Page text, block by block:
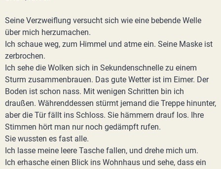
Seine Verzweiflung versucht sich wie eine bebende Welle
über mich herzumachen.
Ich schaue weg, zum Himmel und atme ein. Seine Maske ist
zerbrochen.
Ich sehe die Wolken sich in Sekundenschnelle zu einem
Sturm zusammenbrauen. Das gute Wetter ist im Eimer. Der
Boden ist schon nass. Mit wenigen Schritten bin ich
draußen. Währenddessen stürmt jemand die Treppe hinunter,
aber die Tür fällt ins Schloss. Sie hämmern drauf los. Ihre
Stimmen hört man nur noch gedämpft rufen.
Sie wussten es fast alle.
Ich lasse meine leere Tasche fallen, und drehe mich um.
Ich erhasche einen Blick ins Wohnhaus und sehe, dass ein